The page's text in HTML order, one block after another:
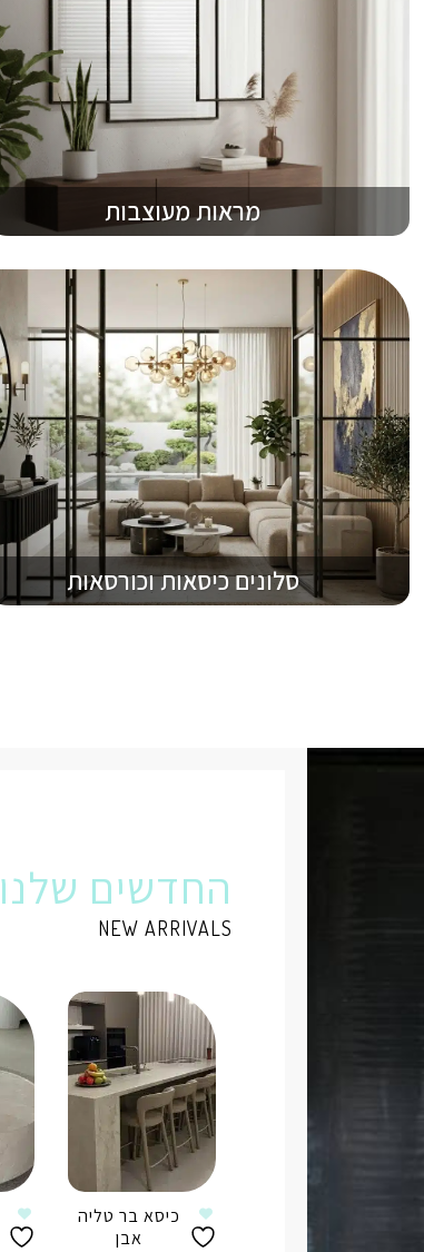
מראות מעוצבות
סלונים כיסאות וכורסאות
החדשים שלנו
NEW ARRIVALS
כיסא בר טליה
אבן